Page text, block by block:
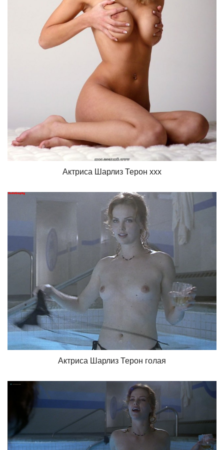
Актриса Шарлиз Терон ххх
Актриса Шарлиз Терон голая